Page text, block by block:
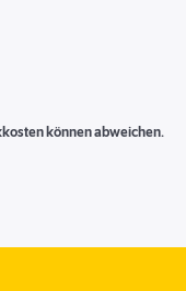
können abweichen.